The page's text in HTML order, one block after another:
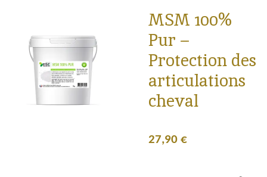
MSM 100%
Pur –
Protection des
articulations
cheval
27,90 €